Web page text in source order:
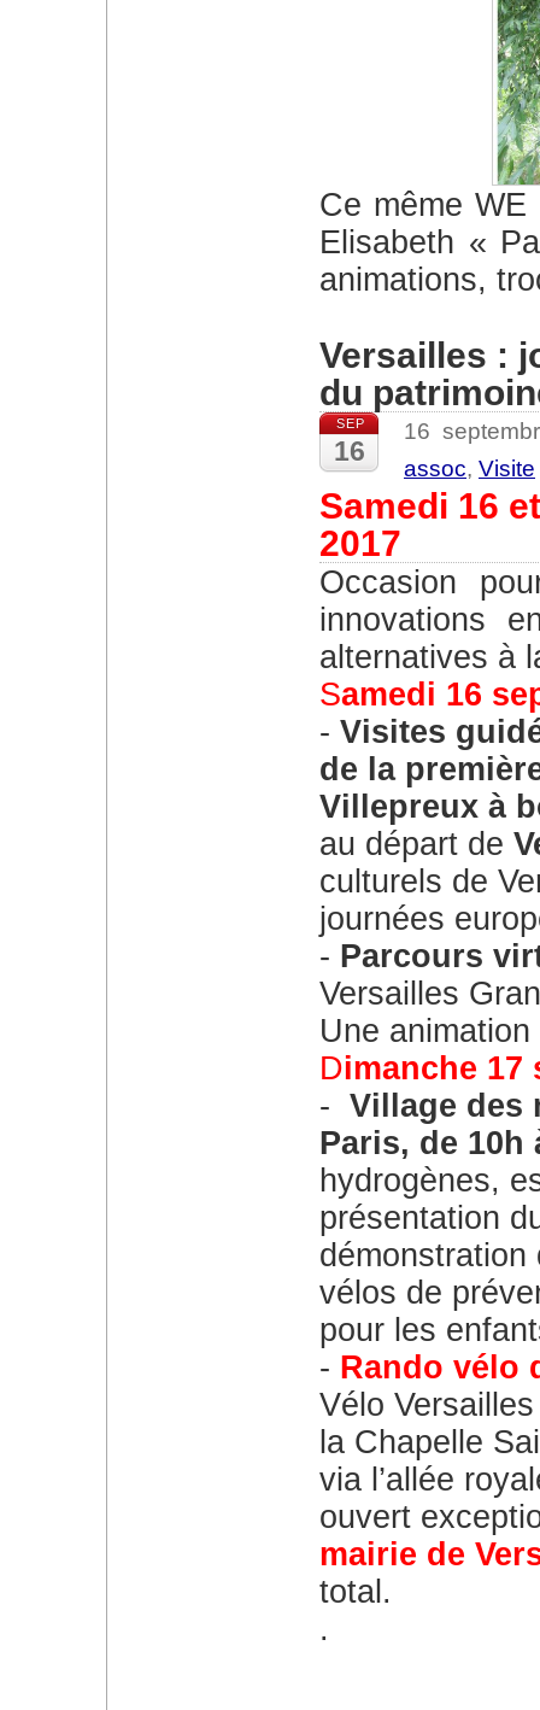
Ce même WE a lieu au Domaine de Madame
Elisabeth «
animations,
Versailles :
du
SEP
16
16
assoc, Visite
Samedi 16
2017
Occasion pour le public de découvrir des
innovations
alternatives à
Samedi 16
Visites
de la
Villepreux à
au départ de
culturels de
journées
Parcours
Versailles
Une
Dimanche
Village des
Paris, de 10h
hydrogènes,
présentation
démonstration
vélos de
pour les
Rando vélo
Vélo
la Chapelle
via l’allée
ouvert
mairie de
total.
.